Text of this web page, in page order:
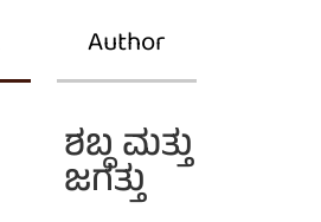
Author
ಶಬ್ದ ಮತ್ತು
ಜಗತ್ತು